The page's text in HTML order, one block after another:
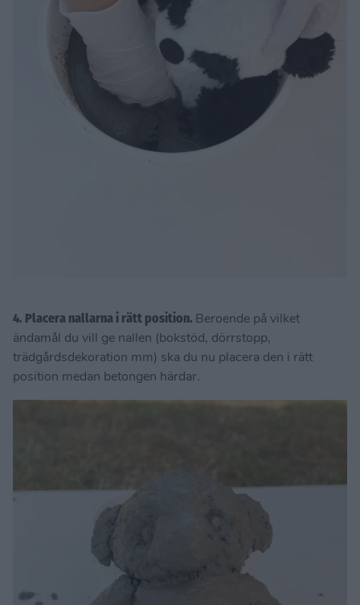
4. Placera nallarna i rätt position. Beroende på vilket
ändamål du vill ge nallen (bokstöd, dörrstopp,
trädgårdsdekoration mm) ska du nu placera den i rätt
position medan betongen härdar.